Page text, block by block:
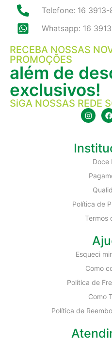
Telefone: 16 3913-
Whatsapp: 16
RECEBA NOSSAS
PROMOÇÕES
além de
exclusivos!
SiGA NOSSAS REDE
Doce
Política de
Termos
Esqueci
Como
Política de
Como
Política de